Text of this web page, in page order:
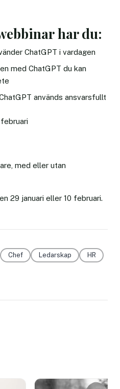
har du:
ChatGPT i vardagen
med ChatGPT du kan
används ansvarsfullt
med eller utan
29 januari eller 10 februari.
Chef Ledarskap HR